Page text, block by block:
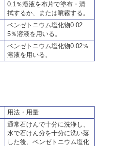
0.1％溶液を布片で塗布・清
拭するか、または噴霧する。
ベンゼトニウム塩化物0.02
5％溶液を用いる。
ベンゼトニウム塩化物0.02％
溶液を用いる。
用法・用量
通常石けんで十分に洗浄し、
水で石けん分を十分に洗い落
した後、ベンゼトニウム塩化